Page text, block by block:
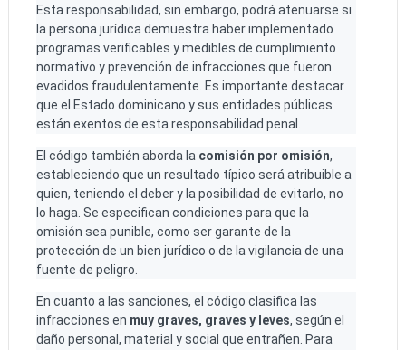
Esta responsabilidad, sin embargo, podrá atenuarse si
la persona jurídica demuestra haber implementado
programas verificables y medibles de cumplimiento
normativo y prevención de infracciones que fueron
evadidos fraudulentamente. Es importante destacar
que el Estado dominicano y sus entidades públicas
están exentos de esta responsabilidad penal.
El código también aborda la comisión por omisión,
estableciendo que un resultado típico será atribuible a
quien, teniendo el deber y la posibilidad de evitarlo, no
lo haga. Se especifican condiciones para que la
omisión sea punible, como ser garante de la
protección de un bien jurídico o de la vigilancia de una
fuente de peligro.
En cuanto a las sanciones, el código clasifica las
infracciones en muy graves, graves y leves, según el
daño personal, material y social que entrañen. Para